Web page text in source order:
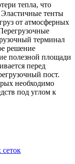
тепла, что
Эластичные тенты
от атмосферных
терминал
решение
полезной площади
перед
пост.
необходимо
под углом к